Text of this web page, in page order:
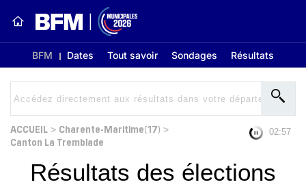
BFM Dates Tout savoir Sondages Résultats
ACCUEIL > Charente-Maritime(17) >
Canton La Tremblade
02:56
Résultats des élections